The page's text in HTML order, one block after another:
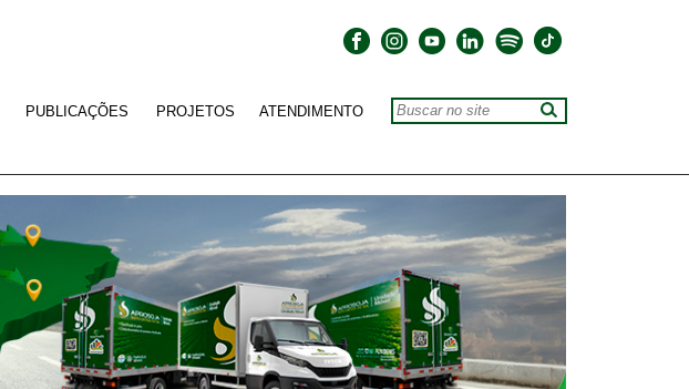
PUBLICAÇÕES PROJETOS ATENDIMENTO